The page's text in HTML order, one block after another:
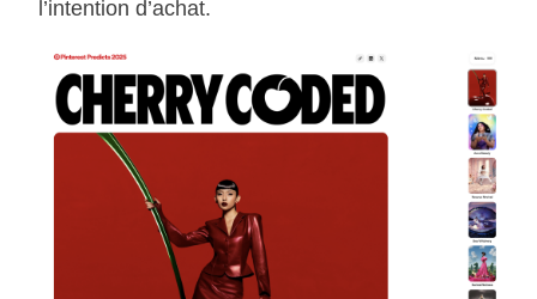
l’intention d’achat.